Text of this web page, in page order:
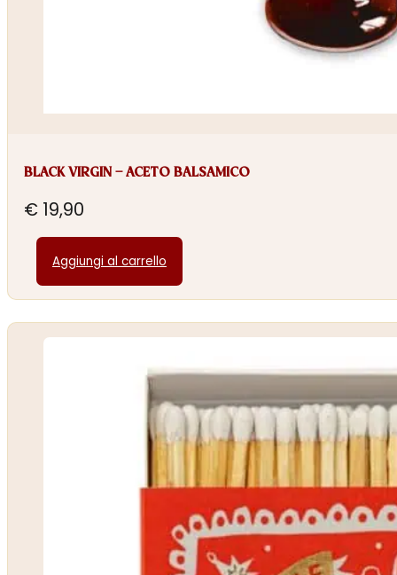
BLACK VIRGIN – ACETO BALSAMICO
€ 19,90
Aggiungi al carrello